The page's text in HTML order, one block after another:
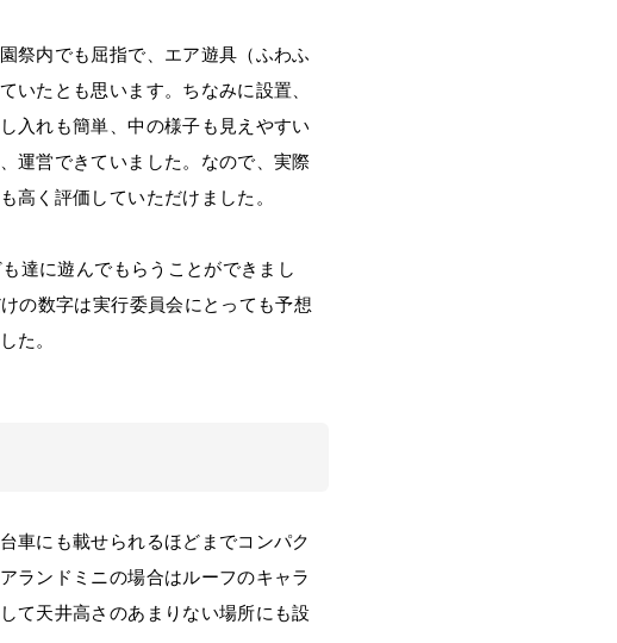
祭内でも屈指で、エア遊具（ふわふ
いたとも思います。ちなみに設置、
入れも簡単、中の様子も見えやすい
運営できていました。なので、実際
高く評価していただけました。
達に遊んでもらうことができまし
の数字は実行委員会にとっても予想
た。
車にも載せられるほどまでコンパク
ランドミニの場合はルーフのキャラ
て天井高さのあまりない場所にも設